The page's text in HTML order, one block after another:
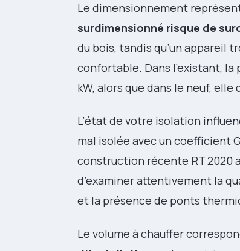
Le dimensionnement
surdimensionné risque de
du bois, tandis qu’un appareil
confortable. Dans l’existant,
kW, alors que dans le neuf, elle
L’état de votre isolation
mal isolée avec un coefficient
construction récente RT 2020
d’examiner attentivement la
et la présence de ponts
Le volume à chauffer